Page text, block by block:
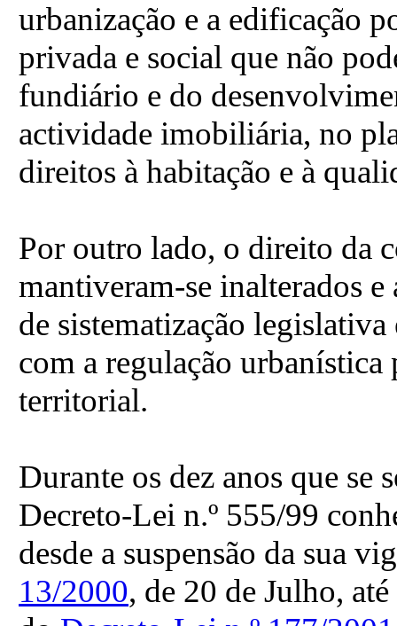
urbanização e a edificação
privada e social que não
fundiário e do
actividade imobiliária, no
direitos à habitação e à
Por outro lado, o direito da
mantiveram-se inalterados
de sistematização
com a regulação urbanística
territorial.
Durante os dez anos que se
Decreto-Lei n.º 555/99
desde a suspensão da sua
13/2000, de 20 de Julho,